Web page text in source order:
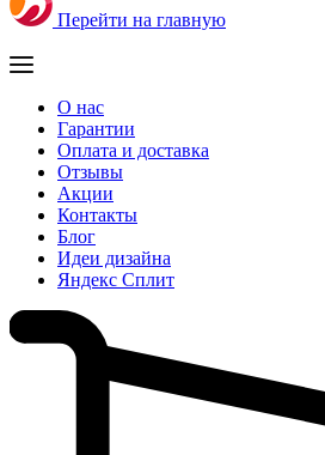
Перейти на главную
О нас
Гарантии
Оплата и доставка
Отзывы
Акции
Контакты
Блог
Идеи дизайна
Яндекс Сплит